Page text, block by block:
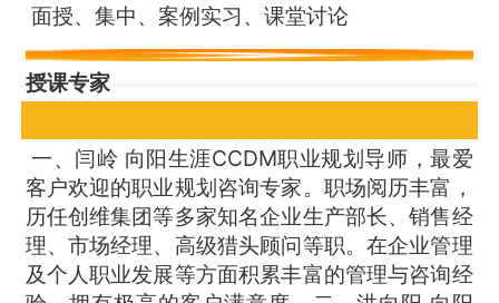
面授、集中、案例实习、课堂讨论
授课专家
一、闫岭 向阳生涯CCDM职业规划导师，最爱
客户欢迎的职业规划咨询专家。职场阅历丰富，
历任创维集团等多家知名企业生产部长、销售经
理、市场经理、高级猎头顾问等职。在企业管理
及个人职业发展等方面积累丰富的管理与咨询经